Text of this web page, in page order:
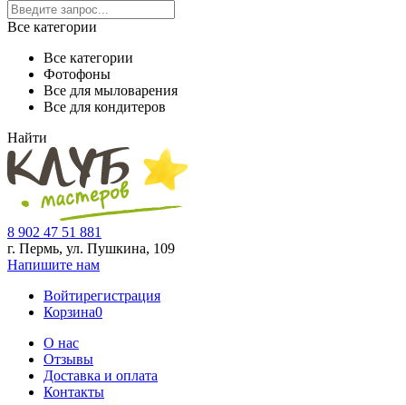
Все категории
Все категории
Фотофоны
Все для мыловарения
Все для кондитеров
Найти
8 902 47 51 881
г. Пермь, ул. Пушкина, 109
Напишите нам
Войтирегистрация
Корзина0
О нас
Отзывы
Доставка и оплата
Контакты